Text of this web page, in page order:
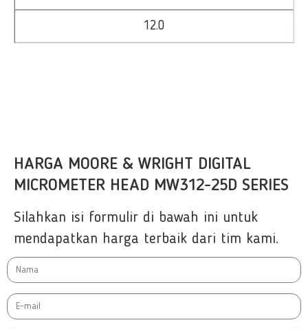
12.0
HARGA MOORE & WRIGHT DIGITAL
MICROMETER HEAD MW312-25D SERIES
Silahkan isi formulir di bawah ini untuk
mendapatkan harga terbaik dari tim kami.